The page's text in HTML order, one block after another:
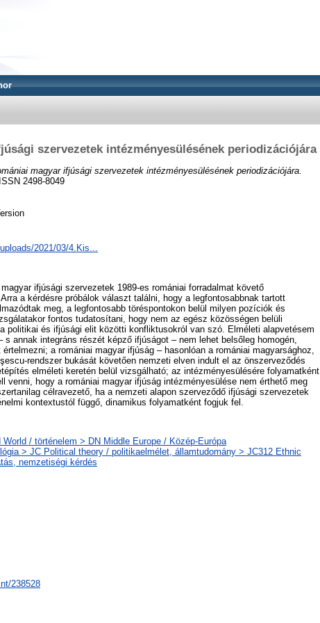
szervezetek intézményesülésének periodizációjára
magyar ifjúsági szervezetek intézményesülésének periodizációjára.
2498-8049
2021/03/4.Kis...
ifjúsági szervezetek 1989-es romániai forradalmat követő
a kérdésre próbálok választ találni, hogy a legfontosabbnak tartott
meg, a legfontosabb töréspontokon belül milyen pozíciók és
fontos tudatosítani, hogy nem az egész közösségen belüli
politikai és ifjúsági elit közötti konfliktusokról van szó. Elméleti alapvetésem
annak integráns részét képző ifjúságot – nem lehet belsőleg homogén,
a romániai magyar ifjúság – hasonlóan a romániai magyarsághoz,
rendszer bukását követően nemzeti elven indult el az önszerveződés
elméleti keretén belül vizsgálható; az intézményesülésére folyamatként
venni, hogy a romániai magyar ifjúság intézményesülése nem érthető meg
célravezető, ha a nemzeti alapon szerveződő ifjúsági szervezetek
kontextustól függő, dinamikus folyamatként fogjuk fel.
World / történelem > DN Middle Europe / Közép-Európa
> JC Political theory / politikaelmélet, államtudomány > JC312 Ethnic
nemzetiségi kérdés
238528